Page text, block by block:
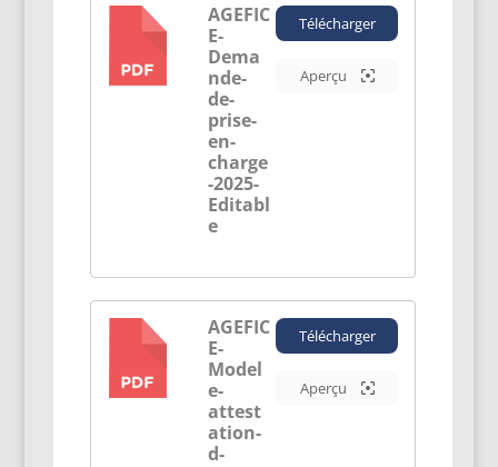
AGEFIC
E-
Dema
nde-
de-
prise-
en-
charge
-2025-
Editabl
e
Télécharger
Aperçu
AGEFIC
E-
Model
e-
attest
ation-
d-
Télécharger
Aperçu